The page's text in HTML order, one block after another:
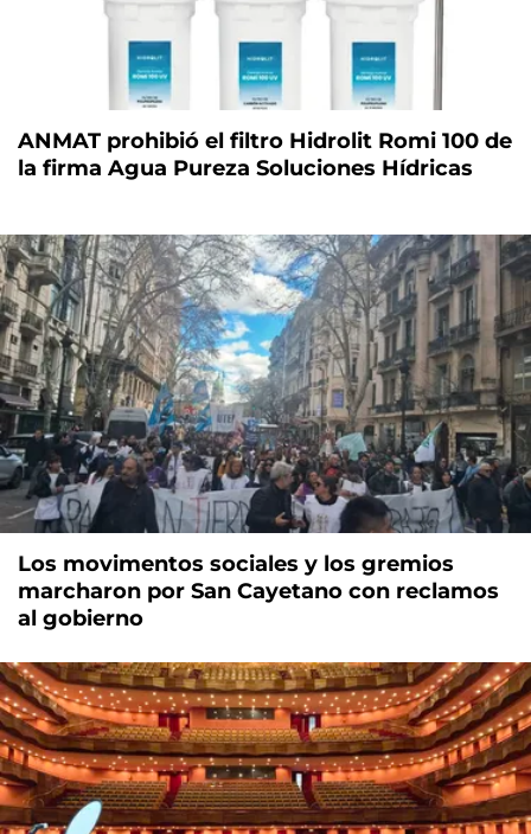
ANMAT prohibió el filtro Hidrolit Romi 100 de
la firma Agua Pureza Soluciones Hídricas
Los movimentos sociales y los gremios
marcharon por San Cayetano con reclamos
al gobierno